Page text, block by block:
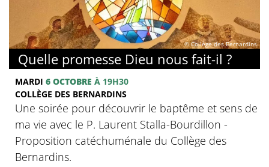
© Collège des Bernardins
Quelle promesse Dieu nous fait-il ?
MARDI 6 OCTOBRE À 19H30
COLLÈGE DES BERNARDINS
Une soirée pour découvrir le baptême et sens de
ma vie avec le P. Laurent Stalla-Bourdillon -
Proposition catéchuménale du Collège des
Bernardins.